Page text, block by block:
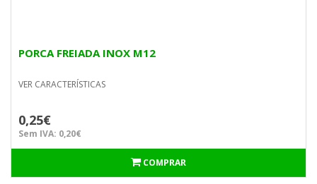
PORCA FREIADA INOX M12
VER CARACTERÍSTICAS
0,25€
Sem IVA: 0,20€
COMPRAR